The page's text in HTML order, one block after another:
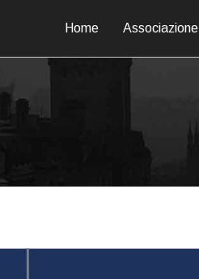
Home Associazione